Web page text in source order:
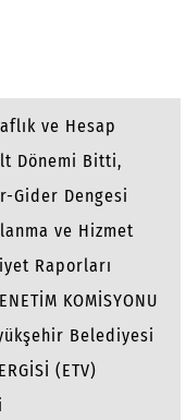
ve Hesap
Dönemi Bitti,
Gider Dengesi
ve Hizmet
Raporları
KOMİSYONU
Belediyesi
(ETV)